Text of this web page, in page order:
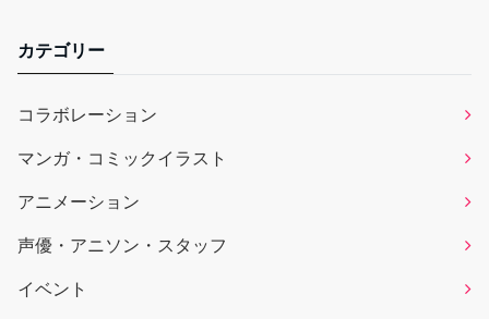
カテゴリー
コラボレーション
マンガ・コミックイラスト
アニメーション
声優・アニソン・スタッフ
イベント